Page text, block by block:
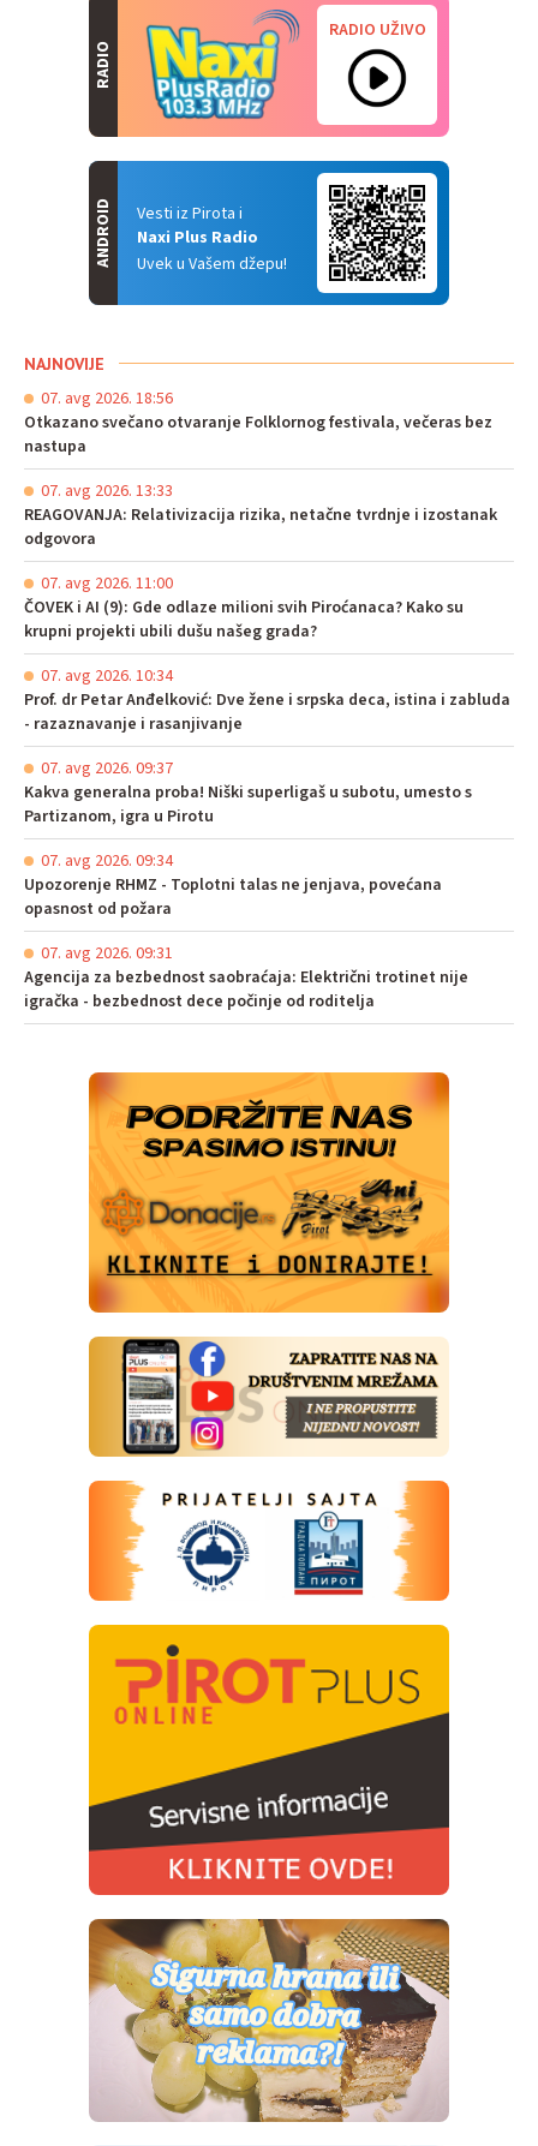
RADIO
RADIO UŽIVO
Vesti iz Pirota i
Naxi Plus Radio
Uvek u Vašem džepu!
ANDROID
NAJNOVIJE
07. avg 2026. 18:56
Otkazano svečano otvaranje Folklornog festivala, večeras bez
nastupa
07. avg 2026. 13:33
REAGOVANJA: Relativizacija rizika, netačne tvrdnje i izostanak
odgovora
07. avg 2026. 11:00
ČOVEK i AI (9): Gde odlaze milioni svih Piroćanaca? Kako su
krupni projekti ubili dušu našeg grada?
07. avg 2026. 10:34
Prof. dr Petar Anđelković: Dve žene i srpska deca, istina i zabluda
- razaznavanje i rasanjivanje
07. avg 2026. 09:37
Kakva generalna proba! Niški superligaš u subotu, umesto s
Partizanom, igra u Pirotu
07. avg 2026. 09:34
Upozorenje RHMZ - Toplotni talas ne jenjava, povećana
opasnost od požara
07. avg 2026. 09:31
Agencija za bezbednost saobraćaja: Električni trotinet nije
igračka - bezbednost dece počinje od roditelja